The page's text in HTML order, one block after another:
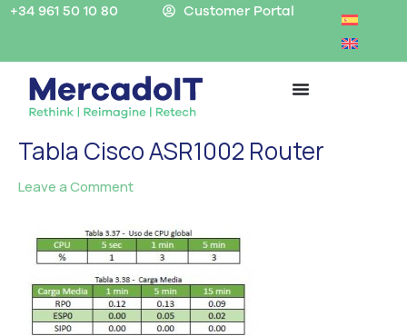
Skip+34 961 50 10 80 Customer Portal
Tabla Cisco ASR1002 Router
Leave a Comment